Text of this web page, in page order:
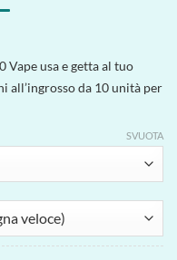
Vape usa e getta al tuo
da 10 unità per
SVUOTA